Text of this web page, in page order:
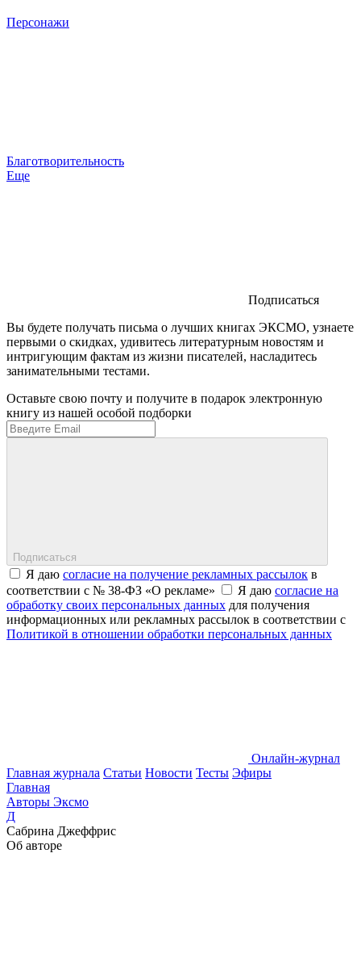
Персонажи
Благотворительность
Еще
Подписаться
Вы будете получать письма о лучших книгах ЭКСМО, узнаете
первыми о скидках, удивитесь литературным новостям и
интригующим фактам из жизни писателей, насладитесь
занимательными тестами.
Оставьте свою почту и получите в подарок электронную
книгу из нашей особой подборки
Подписаться
Я даю согласие на получение рекламных рассылок в
соответствии с № 38-ФЗ «О рекламе»
Я даю согласие на
обработку своих персональных данных для получения
информационных или рекламных рассылок в соответствии с
Политикой в отношении обработки персональных данных
Онлайн-журнал
Главная журнала Статьи Новости Тесты Эфиры
Главная
Авторы Эксмо
Д
Сабрина Джеффрис
Об авторе